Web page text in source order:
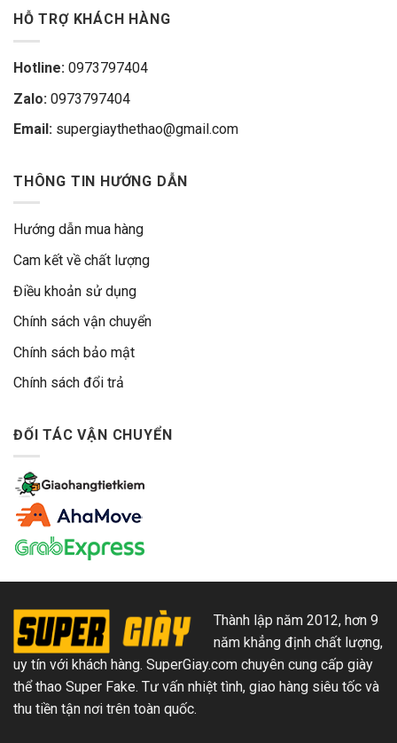
HỖ TRỢ KHÁCH HÀNG
Hotline: 0973797404
Zalo: 0973797404
Email: supergiaythethao@gmail.com
THÔNG TIN HƯỚNG DẪN
Hướng dẫn mua hàng
Cam kết về chất lượng
Điều khoản sử dụng
Chính sách vận chuyển
Chính sách bảo mật
Chính sách đổi trả
ĐỐI TÁC VẬN CHUYỂN
Thành lập năm 2012, hơn 9
năm khẳng định chất lượng,
uy tín với khách hàng. SuperGiay.com chuyên cung cấp giày
thể thao Super Fake. Tư vấn nhiệt tình, giao hàng siêu tốc và
thu tiền tận nơi trên toàn quốc.